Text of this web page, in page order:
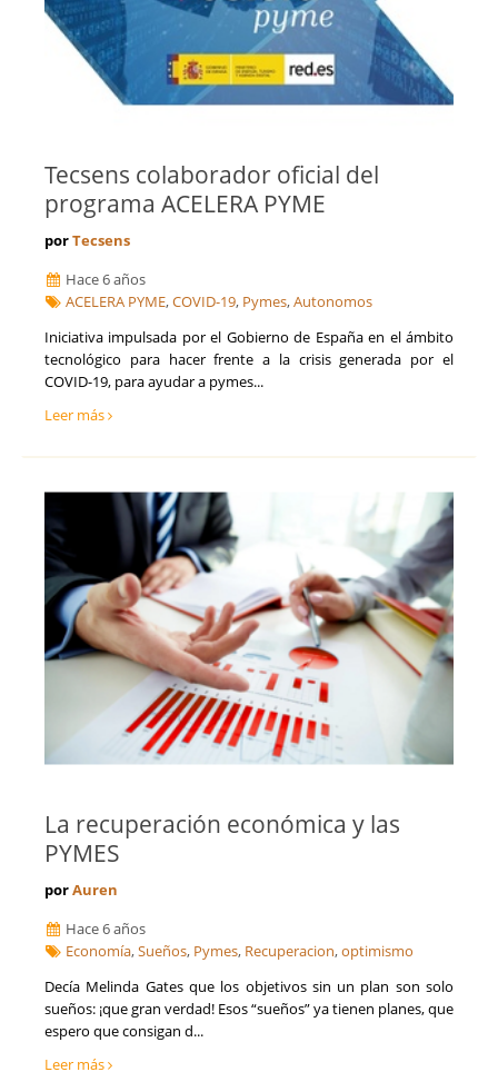
Tecsens colaborador oficial del
programa ACELERA PYME
porTecsens
Hace 6 años
ACELERA PYME,COVID-19, Pymes,Autonomos
Iniciativa impulsada por el Gobierno de España en el ámbito
tecnológico para hacer frente a la crisis generada por el
COVID-19, para ayudar a pymes...
Leer más
La recuperación económica y las
PYMES
porAuren
Hace 6 años
Economía,Sueños, Pymes, Recuperacion,optimismo
Decía Melinda Gates que los objetivos sin un plan son solo
sueños: ¡que gran verdad! Esos “sueños” ya tienen planes, que
espero que consigan d...
Leer más